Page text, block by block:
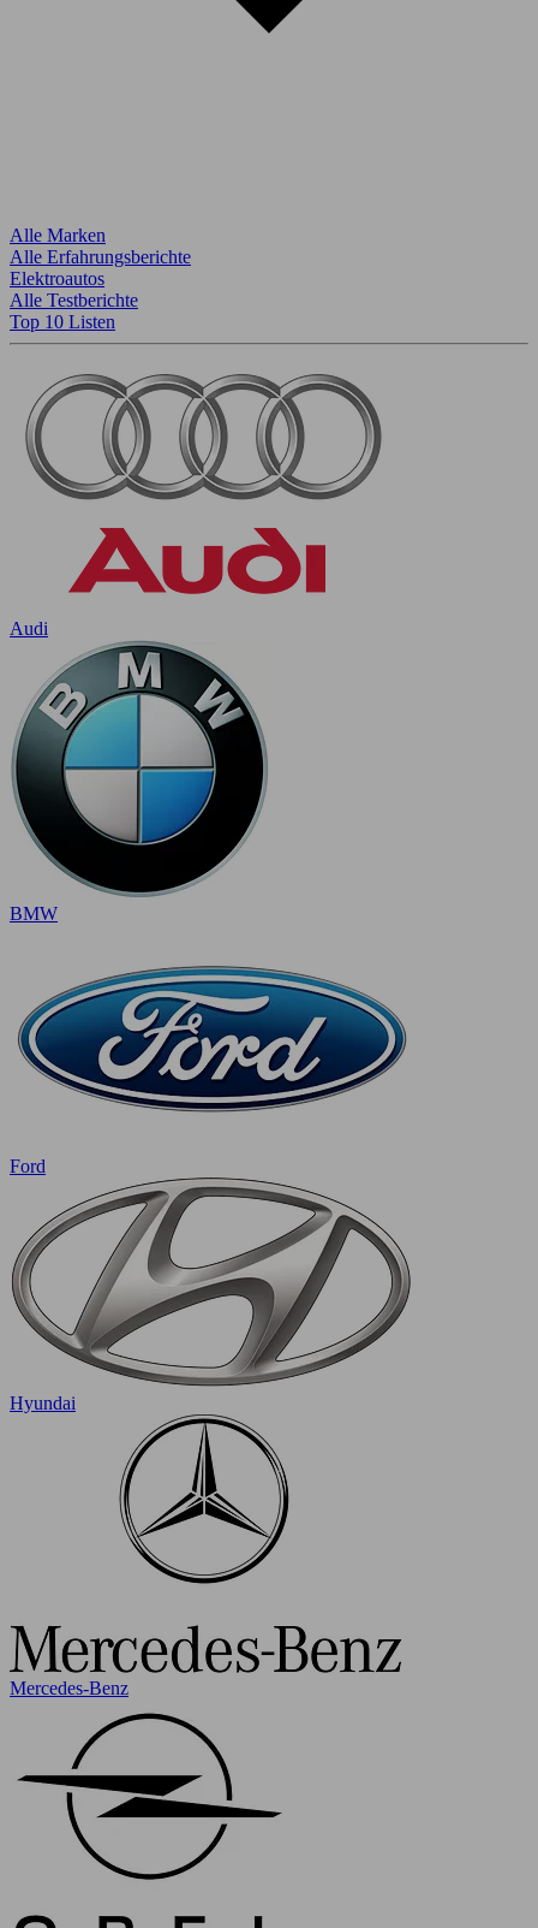
Alle Marken
Alle Erfahrungsberichte
Elektroautos
Alle Testberichte
Top 10 Listen
Audi
BMW
Ford
Hyundai
Mercedes-Benz